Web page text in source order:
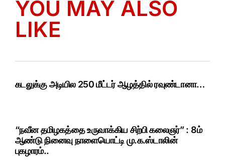
YOU MAY ALSO
LIKE
கடலுக்கு அடியில 250 மீட்டர் ஆழத்தில் ரவுண்டானா…
“நவீன தமிழகத்தை உருவாக்கிய சிற்பி கலைஞர்” : 8ம்
ஆண்டு நினைவு நாளையொட்டி மு.க.ஸ்டாலின்
புகழாரம்..